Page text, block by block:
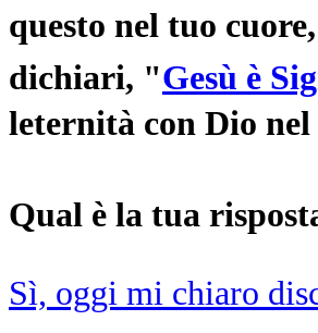
questo nel tuo
dichiari, "Gesù è
leternità con Dio
Qual è la tua
Sì, oggi mi chiaro